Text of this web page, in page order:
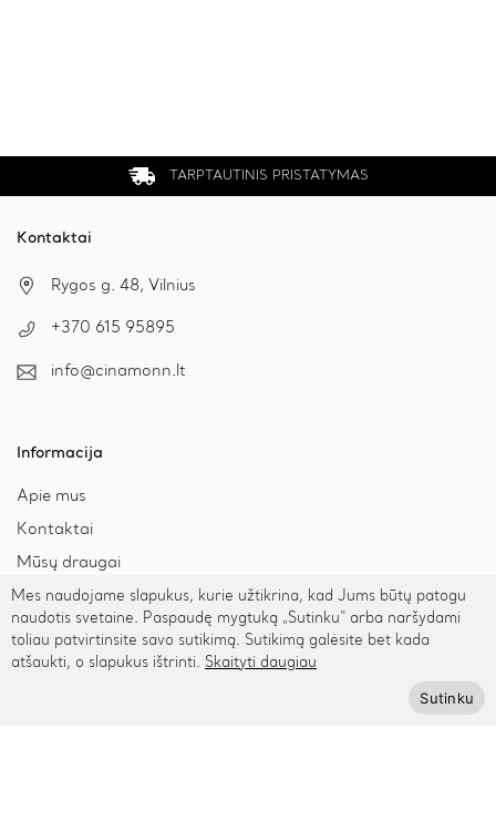
TARPTAUTINIS PRISTATYMAS
Kontaktai
Rygos g. 48, Vilnius
+370 615 95895
info@cinamonn.lt
Informacija
Apie mus
Kontaktai
Mūsų draugai
Bendradarbiaukime
Mes naudojame slapukus, kurie užtikrina, kad Jums būtų patogu
naudotis svetaine. Paspaudę mygtuką „Sutinku“ arba naršydami
toliau patvirtinsite savo sutikimą. Sutikimą galėsite bet kada
atšaukti, o slapukus ištrinti. Skaityti daugiau
Sutinku